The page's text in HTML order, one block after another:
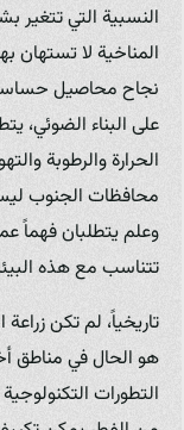
النسبية التي تتغير
المناخية لا تستهان
نجاح محاصيل حساسة
على البناء
الحرارة والرطوبة
محافظات الجنوب
وعلم يتطلبان فهماً
تتناسب مع هذه
تاريخياً، لم تكن
هو الحال في مناطق
التطورات